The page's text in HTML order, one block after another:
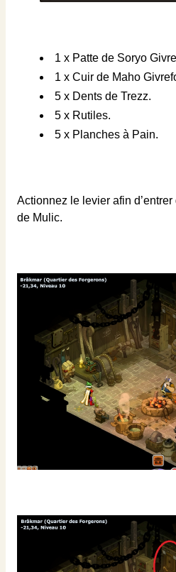
1 x Patte de Soryo
1 x Cuir de Maho
5 x Dents de Trezz.
5 x Rutiles.
5 x Planches à Pain.
Actionnez le levier afin
de Mulic.